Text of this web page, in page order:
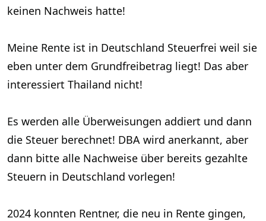
keinen Nachweis hatte!
Meine Rente ist in Deutschland Steuerfrei weil sie
eben unter dem Grundfreibetrag liegt! Das aber
interessiert Thailand nicht!
Es werden alle Überweisungen addiert und dann
die Steuer berechnet! DBA wird anerkannt, aber
dann bitte alle Nachweise über bereits gezahlte
Steuern in Deutschland vorlegen!
2024 konnten Rentner, die neu in Rente gingen,